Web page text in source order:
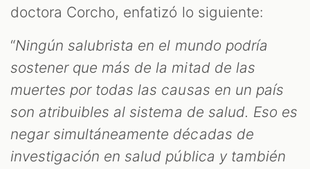
doctora Corcho, enfatizó lo siguiente:
“Ningún salubrista en el mundo podría
sostener que más de la mitad de las
muertes por todas las causas en un país
son atribuibles al sistema de salud. Eso es
negar simultáneamente décadas de
investigación en salud pública y también